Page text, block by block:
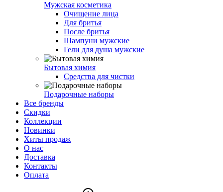
Мужская косметика
Очищение лица
Для бритья
После бритья
Шампуни мужские
Гели для душа мужские
Бытовая химия
Средства для чистки
Подарочные наборы
Все бренды
Скидки
Коллекции
Новинки
Хиты продаж
О нас
Доставка
Контакты
Оплата